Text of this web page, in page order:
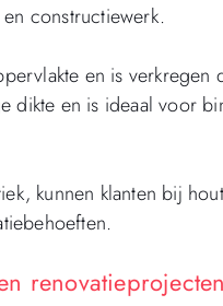
constructiewerk.
en is
dikte en is ideaal voor
kunnen klanten bij